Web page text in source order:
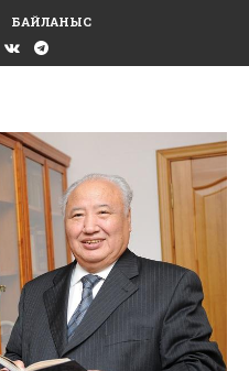
БАЙЛАНЫС